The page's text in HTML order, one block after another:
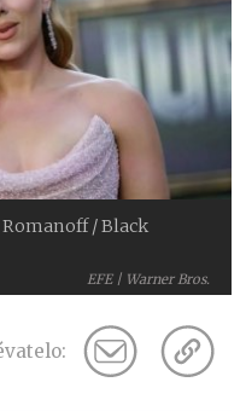
EFE | Warner Bros.
/ Black